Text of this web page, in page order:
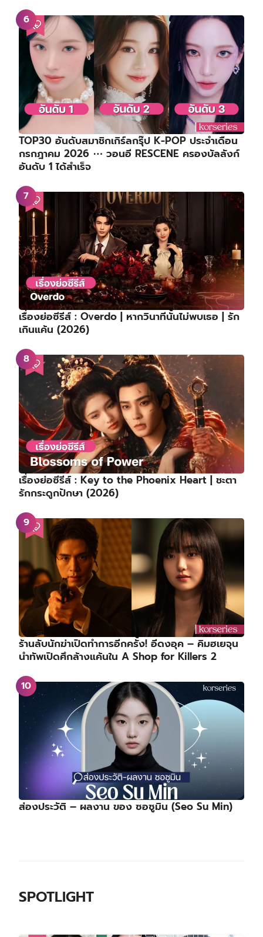
TOP30 อันดับสมาชิกเกิร์ลกรุ๊ป K-POP ประจำเดือน
กรกฎาคม 2026 ⋯ วอนอี RESCENE ครองบัลลังก์
อันดับ 1 ได้สำเร็จ
เรื่องย่อซีรีส์ : Overdo | หากวินาทีนั้นไม่พบเธอ | รัก
เกินแค้น (2026)
เรื่องย่อซีรีส์ : Key to the Phoenix Heart | ชะตา
รักกระดูกปักษา (2026)
ร้านลับนักฆ่าเปิดทำการอีกครั้ง! อีดงอุค – คิมฮเยจุน
นำทัพเปิดศึกล้างแค้นใน A Shop for Killers 2
ส่องประวัติ – ผลงาน ของ ซอซูมิน (Seo Su Min)
SPOTLIGHT